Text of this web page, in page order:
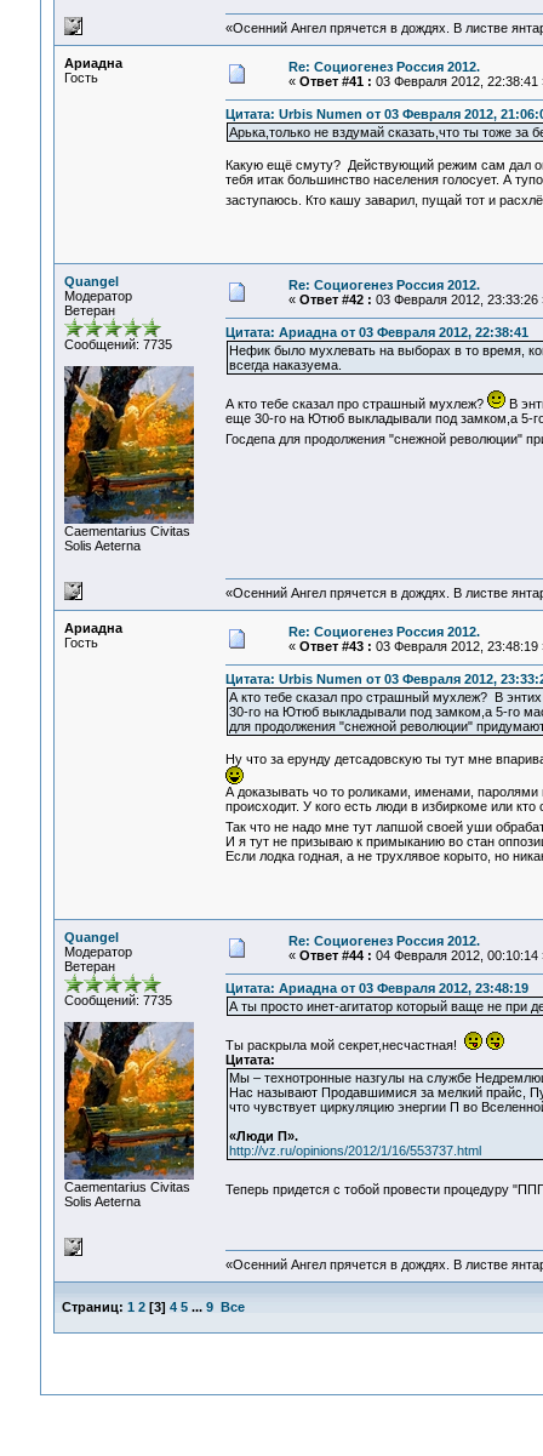
«Осенний Ангел прячется в дождях. В листве
Ариадна
Гость
Re: Социогенез Россия 2012.
« Ответ #41 : 03 Февраля 2012, 22:38:41
Цитата: Urbis Numen от 03 Февраля 2012,
Арька,только не вздумай сказать,что ты тоже за
Какую ещё смуту? Действующий режим сам дал
тебя итак большинство населения голосует. А
заступаюсь. Кто кашу заварил, пущай тот и
Quangel
Модератор
Ветеран
Сообщений: 7735
Сaementarius Civitas
Solis Aeterna
Re: Социогенез Россия 2012.
« Ответ #42 : 03 Февраля 2012, 23:33:26
Цитата: Ариадна от 03 Февраля 2012, 22:38:41
Нефик было мухлевать на выборах в то время,
всегда наказуема.
А кто тебе сказал про страшный мухлеж?
В
еще 30-го на Ютюб выкладывали под замком,а 5-
Госдепа для продолжения "снежной революции"
«Осенний Ангел прячется в дождях. В листве
Ариадна
Гость
Re: Социогенез Россия 2012.
« Ответ #43 : 03 Февраля 2012, 23:48:19
Цитата: Urbis Numen от 03 Февраля 2012,
А кто тебе сказал про страшный мухлеж? В
30-го на Ютюб выкладывали под замком,а 5-го
для продолжения "снежной революции"
Ну что за ерунду детсадовскую ты тут мне
А доказывать чо то роликами, именами,
происходит. У кого есть люди в избиркоме или
Так что не надо мне тут лапшой своей уши
И я тут не призываю к примыканию во стан
Если лодка годная, а не трухлявое корыто, но
Quangel
Модератор
Ветеран
Сообщений: 7735
Сaementarius Civitas
Solis Aeterna
Re: Социогенез Россия 2012.
« Ответ #44 : 04 Февраля 2012, 00:10:14
Цитата: Ариадна от 03 Февраля 2012, 23:48:19
А ты просто инет-агитатор который ваще не при
Ты раскрыла мой секрет,несчастная!
Цитата:
Мы – технотронные назгулы на службе
Нас называют Продавшимися за мелкий прайс,
что чувствует циркуляцию энергии П во
«Люди П».
http://vz.ru/opinions/2012/1/16/553737.html
Теперь придется с тобой провести процедуру
«Осенний Ангел прячется в дождях. В листве
Страниц: 1 2[3] 4 5 ... 9 Все